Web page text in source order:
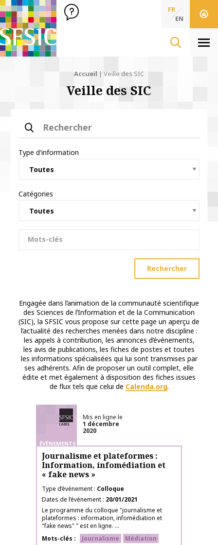
SFSIC Société Française des Sciences de l'Information & de
Société Française des Sciences
de l'Information
FR
EN
Accueil | Veille des SIC
Veille des SIC
Rechercher
Type d'information
Catégories
Mots-clés
Rechercher
Engagée dans l’animation de la communauté scientifique
des Sciences de l’Information et de la Communication
(SIC), la SFSIC vous propose sur cette page un aperçu de
l’actualité des recherches menées dans notre discipline :
les appels à contribution, les annonces d’événements,
les avis de publications, les fiches de postes et toutes
les informations spécialisées qui lui sont transmises par
ses adhérents. Afin de proposer un outil complet, elle
édite et met également à disposition des fiches issues
de flux tels que celui de Calenda.org.
Labélisé SFSIC
ÉVÉNEMENTS
Mis en ligne le
1 décembre
2020
Journalisme et plateformes :
Information, infomédiation et
« fake news »
Type d’événement Colloque
Dates de l’événement 20/01/2021
Le programme du colloque "journalisme et
plateformes : information, infomédiation et
"fake news" " est en ligne. ...
Mots-clés
Journalisme
Médiation